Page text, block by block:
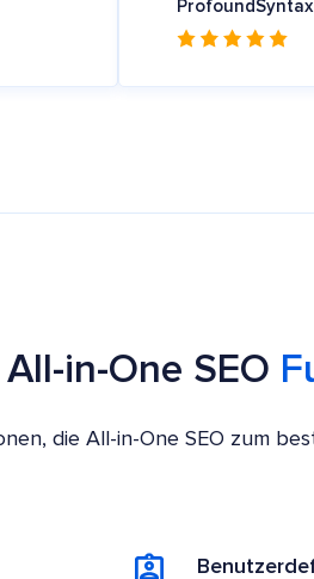
ProfoundSyntax
All-in-One SEO
die All-in-One SEO zum